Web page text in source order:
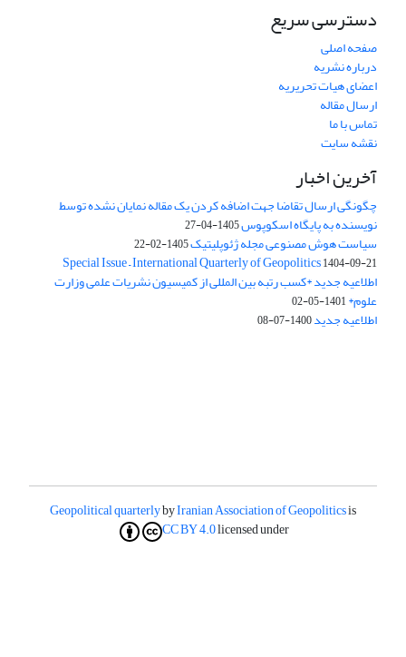
دسترسی سریع
صفحه اصلی
درباره نشریه
اعضای هیات تحریریه
ارسال مقاله
تماس با ما
نقشه سایت
آخرین اخبار
چگونگی ارسال تقاضا جهت اضافه کردن یک مقاله نمایان نشده توسط
نویسنده به پایگاه اسکوپوس1405-04-27
سیاست هوش مصنوعی مجله ژئوپلیتیک1405-02-22
Special Issue – International Quarterly of Geopolitics1404-09-21
اطلاعیه جدید *کسب رتبه بین المللی از کمیسیون نشریات علمی وزارت
علوم*1401-05-02
اطلاعیه جدید1400-07-08
Geopolitical quarterlybyIranian Association of Geopoliticsis
licensed under
CC BY 4.0